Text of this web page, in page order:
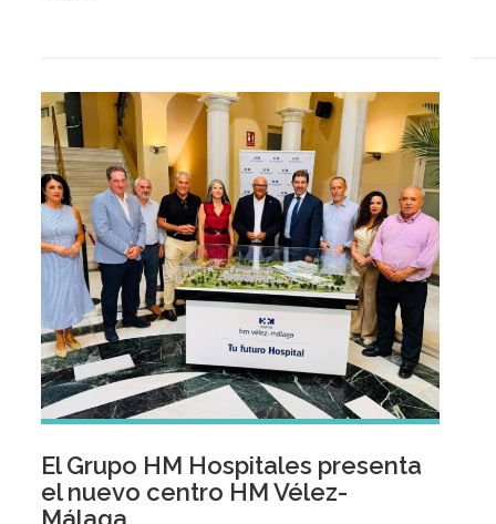
El Grupo HM Hospitales presenta
el nuevo centro HM Vélez-